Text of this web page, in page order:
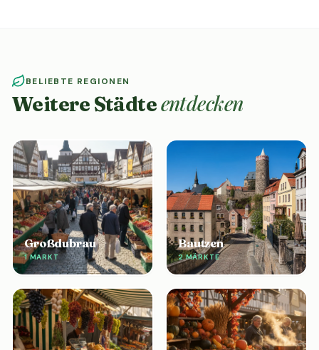
BELIEBTE REGIONEN
Weitere Städteentdecken
Großdubrau
1 MARKT
Bautzen
2 MÄRKTE